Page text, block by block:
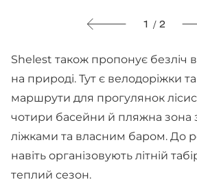
1 / 2
Shelest також пропонує безліч
на природі. Тут є велодоріжки та
маршрути для прогулянок
чотири басейни й пляжна зона
ліжками та власним баром. До
навіть організовують літній
теплий сезон.